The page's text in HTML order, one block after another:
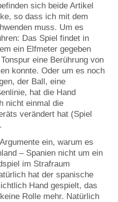
sich beide Artikel
so dass ich mit dem
muss. Um es
Das Spiel findet in
ein Elfmeter gegeben
eine Berührung von
konnte. Oder um es noch
der Ball, eine
hat die Hand
nicht einmal die
verändert hat (Spiel
ein, warum es
– Spanien nicht um ein
im Strafraum
hat der spanische
Hand gespielt, das
Rolle mehr. Natürlich